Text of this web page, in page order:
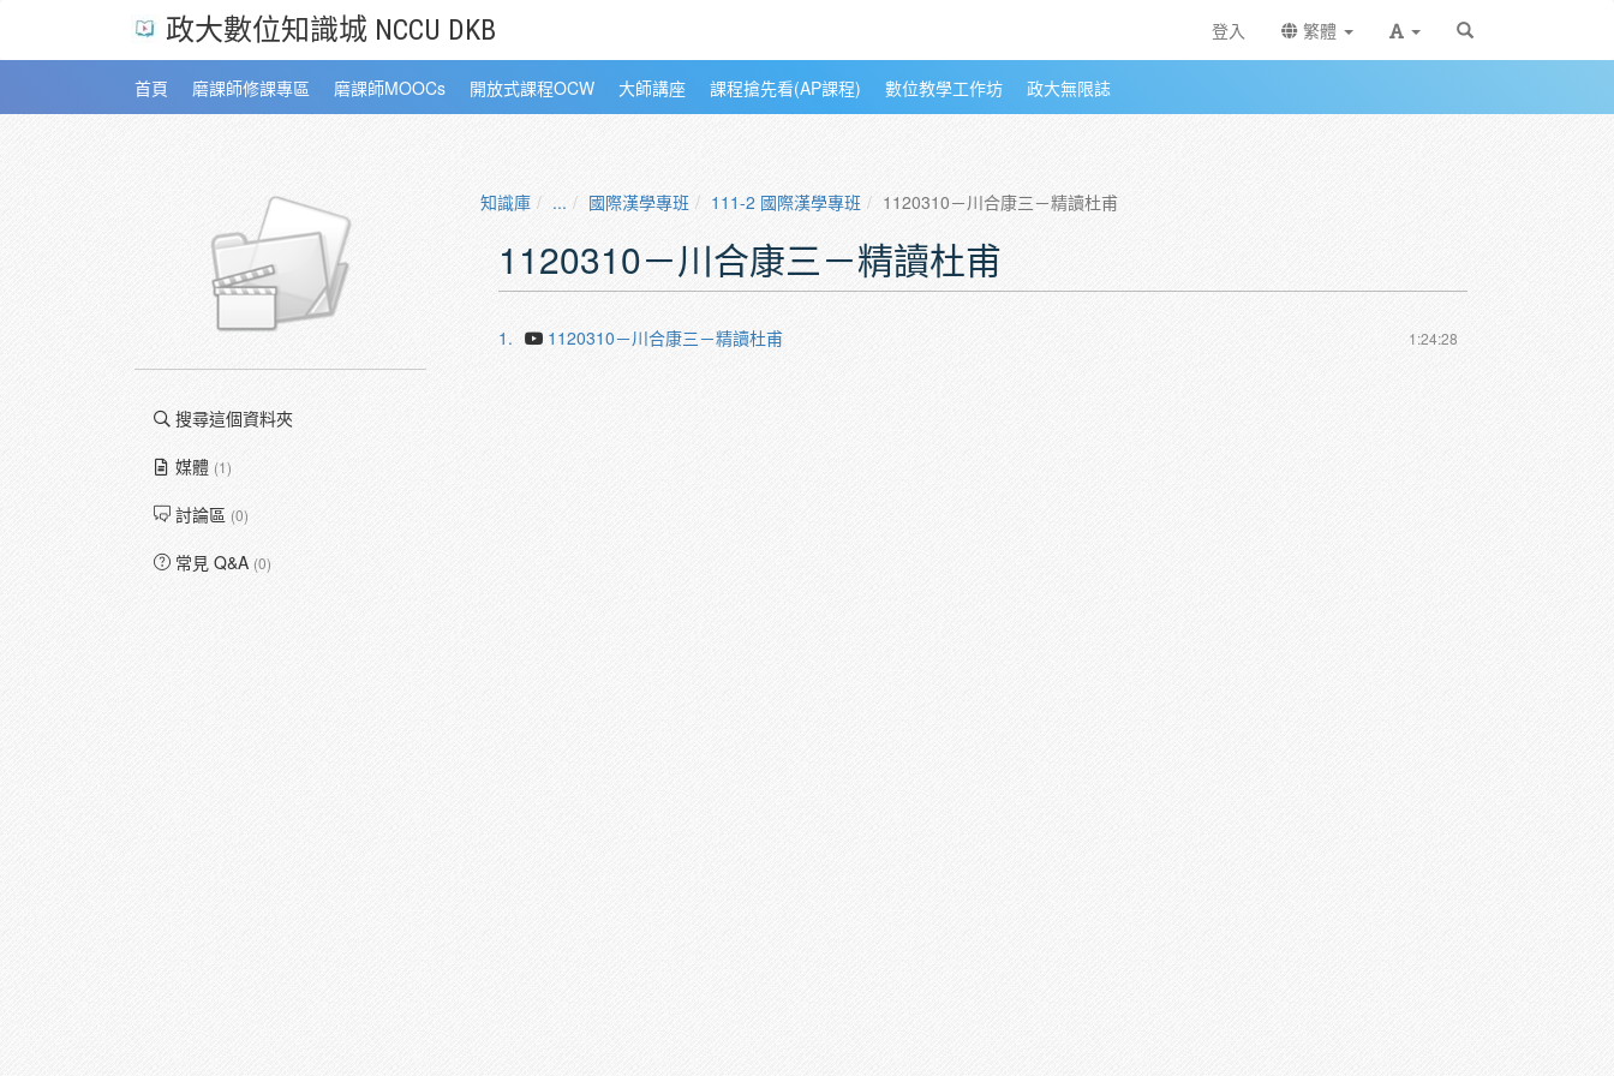
政大數位知識城 NCCU DKB 登入 繁體
首頁 磨課師修課專區 磨課師MOOCs 開放式課程OCW 大師講座 課程搶先看(AP課程) 數位教學工作坊 政大無限誌
搜尋這個資料夾
媒體 (1)
討論區 (0)
常見 Q&A (0)
知識庫 ... 國際漢學專班 111-2 國際漢學專班 1120310－川合康三－精讀杜甫
1120310－川合康三－精讀杜甫
1. 1:24:28
1120310－川合康三－精讀杜甫